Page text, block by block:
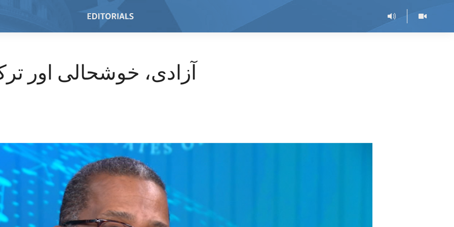
آزادی، خوشحالی اور